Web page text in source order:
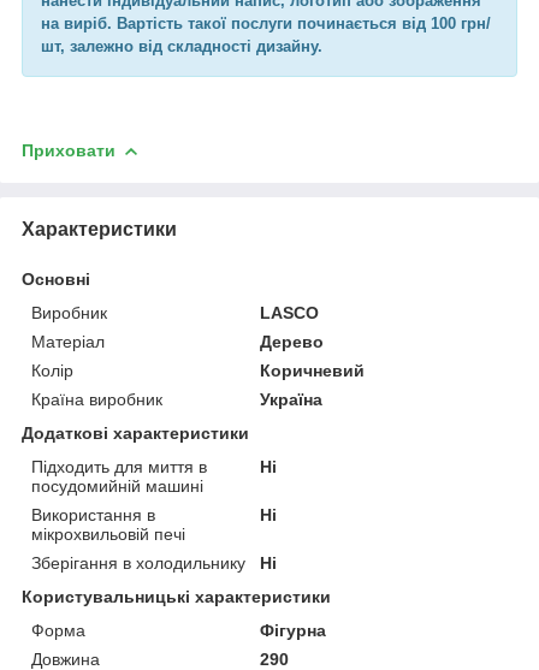
на виріб. Вартість такої послуги починається від 100 грн/
шт, залежно від складності дизайну.
Приховати
Характеристики
Основні
Виробник
LASCO
Матеріал
Дерево
Колір
Коричневий
Країна виробник
Україна
Додаткові характеристики
Підходить для миття в
посудомийній машині
Ні
Використання в
мікрохвильовій печі
Ні
Зберігання в холодильнику
Ні
Користувальницькі характеристики
Форма
Фігурна
Довжина
290